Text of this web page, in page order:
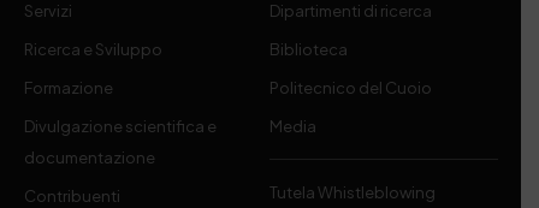
Servizi
Ricerca e Sviluppo
Formazione
Divulgazione scientifica e
documentazione
Contribuenti
Dipartimenti di ricerca
Biblioteca
Politecnico del Cuoio
Media
Tutela Whistleblowing